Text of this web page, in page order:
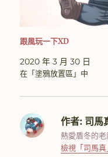
跟風玩一下XD
2020 年 3 月 30 日
在「塗鴉放置區」中
作者: 司馬
熱愛盾冬的
檢視「司馬